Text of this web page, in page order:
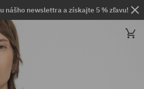
nášho newslettra a získajte 5 % zľavu!